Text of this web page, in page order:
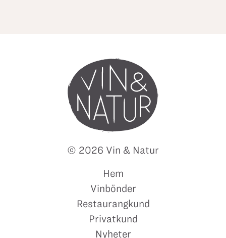
© 2026 Vin & Natur
Hem
Vinbönder
Restaurangkund
Privatkund
Nyheter